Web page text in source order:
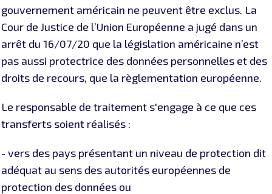
gouvernement américain ne peuvent être exclus. La
Cour de Justice de l’Union Européenne a jugé dans un
arrêt du 16/07/20 que la législation américaine n’est
pas aussi protectrice des données personnelles et des
droits de recours, que la règlementation européenne.
Le responsable de traitement s'engage à ce que ces
transferts soient réalisés :
- vers des pays présentant un niveau de protection dit
adéquat au sens des autorités européennes de
protection des données ou